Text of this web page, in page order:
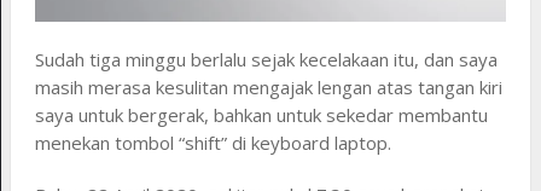
Sudah tiga minggu berlalu sejak kecelakaan itu, dan saya
masih merasa kesulitan mengajak lengan atas tangan kiri
saya untuk bergerak, bahkan untuk sekedar membantu
menekan tombol “shift” di keyboard laptop.